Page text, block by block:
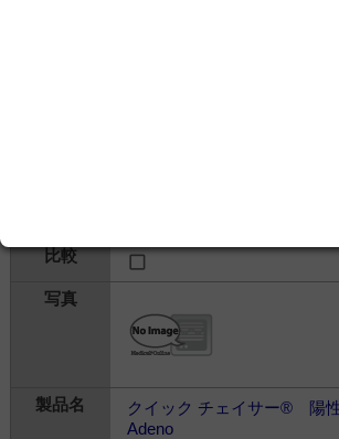
クイック チェイサー® 陽
Adeno